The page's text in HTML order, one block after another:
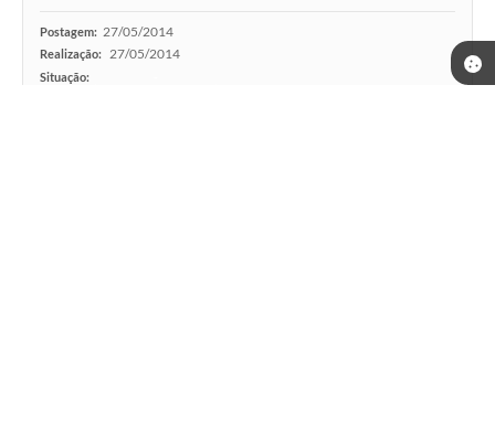
Postagem: 27/05/2014
Realização: 27/05/2014
Situação: